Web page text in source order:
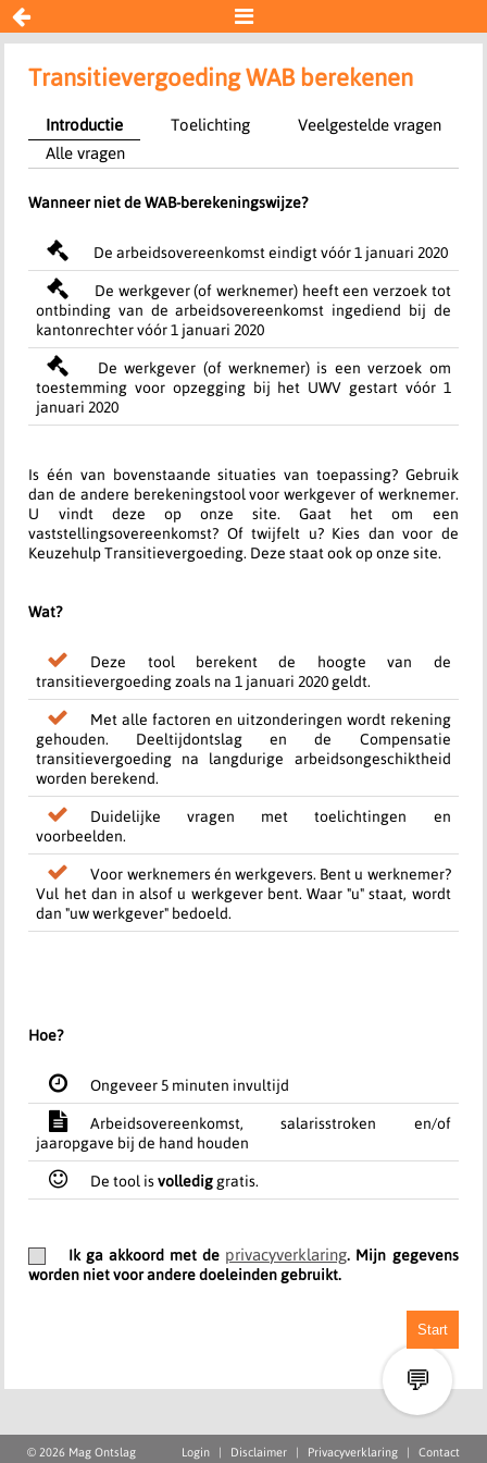
 
Transitievergoeding WAB
Resultaat
Begin opnieuw
Transitievergoeding WAB berekenen
Introductie Toelichting
Veelgestelde vragen
Alle vragen
Wanneer niet de WAB-berekeningswijze?
De arbeidsovereenkomst eindigt vóór 1 januari 2020
De werkgever (of werknemer) heeft een verzoek tot
ontbinding van de arbeidsovereenkomst ingediend bij de
kantonrechter vóór 1 januari 2020
De werkgever (of werknemer) is een verzoek om
toestemming voor opzegging bij het UWV gestart vóór 1
januari 2020
Is één van bovenstaande situaties van toepassing? Gebruik
dan de andere berekeningstool voor werkgever of werknemer.
U vindt deze op onze site. Gaat het om een
vaststellingsovereenkomst? Of twijfelt u? Kies dan voor de
Keuzehulp Transitievergoeding. Deze staat ook op onze site.
Wat?
Deze tool berekent de hoogte van de
transitievergoeding zoals na 1 januari 2020 geldt.
Met alle factoren en uitzonderingen wordt rekening
gehouden. Deeltijdontslag en de Compensatie
transitievergoeding na langdurige arbeidsongeschiktheid
worden berekend.
Duidelijke vragen met toelichtingen en
voorbeelden.
Voor werknemers én werkgevers. Bent u werknemer?
Vul het dan in alsof u werkgever bent. Waar "u" staat, wordt
dan "uw werkgever" bedoeld.
Hoe?
Ongeveer 5 minuten invultijd
Arbeidsovereenkomst, salarisstroken en/of
jaaropgave bij de hand houden
De tool isvolledig gratis.
Ik ga akkoord met de privacyverklaring. Mijn gegevens
worden niet voor andere doeleinden gebruikt.
Start
© 2026 Mag Ontslag Contact
Privacyverklaring |
Disclaimer
Login
💬